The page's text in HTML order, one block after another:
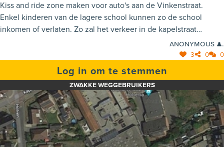
Kiss and ride zone maken voor auto's aan de Vinkenstraat.
Enkel kinderen van de lagere school kunnen zo de school
inkomen of verlaten. Zo zal het verkeer in de kapelstraat
Anonymous 👤.
3 0 0
Log in om te stemmen
ZWAKKE WEGGEBRUIKERS